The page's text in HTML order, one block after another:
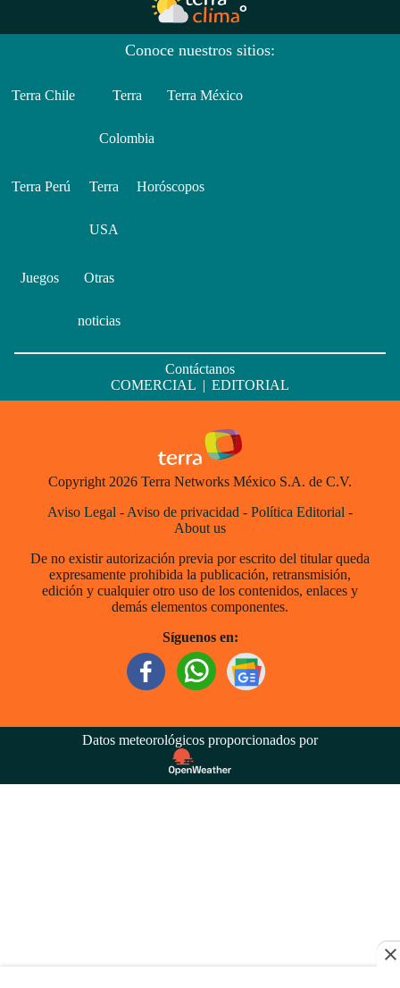
Conoce nuestros sitios:
Terra Chile Terra
Colombia
Terra México
Terra Perú Terra
USA
Horóscopos
Juegos Otras
noticias
Contáctanos
COMERCIAL | EDITORIAL
Copyright 2026 Terra Networks México S.A. de C.V.
Aviso Legal - Aviso de privacidad - Política Editorial -
About us
De no existir autorización previa por escrito del titular queda
expresamente prohibida la publicación, retransmisión,
edición y cualquier otro uso de los contenidos, enlaces y
demás elementos componentes.
Síguenos en:
Datos meteorológicos proporcionados por